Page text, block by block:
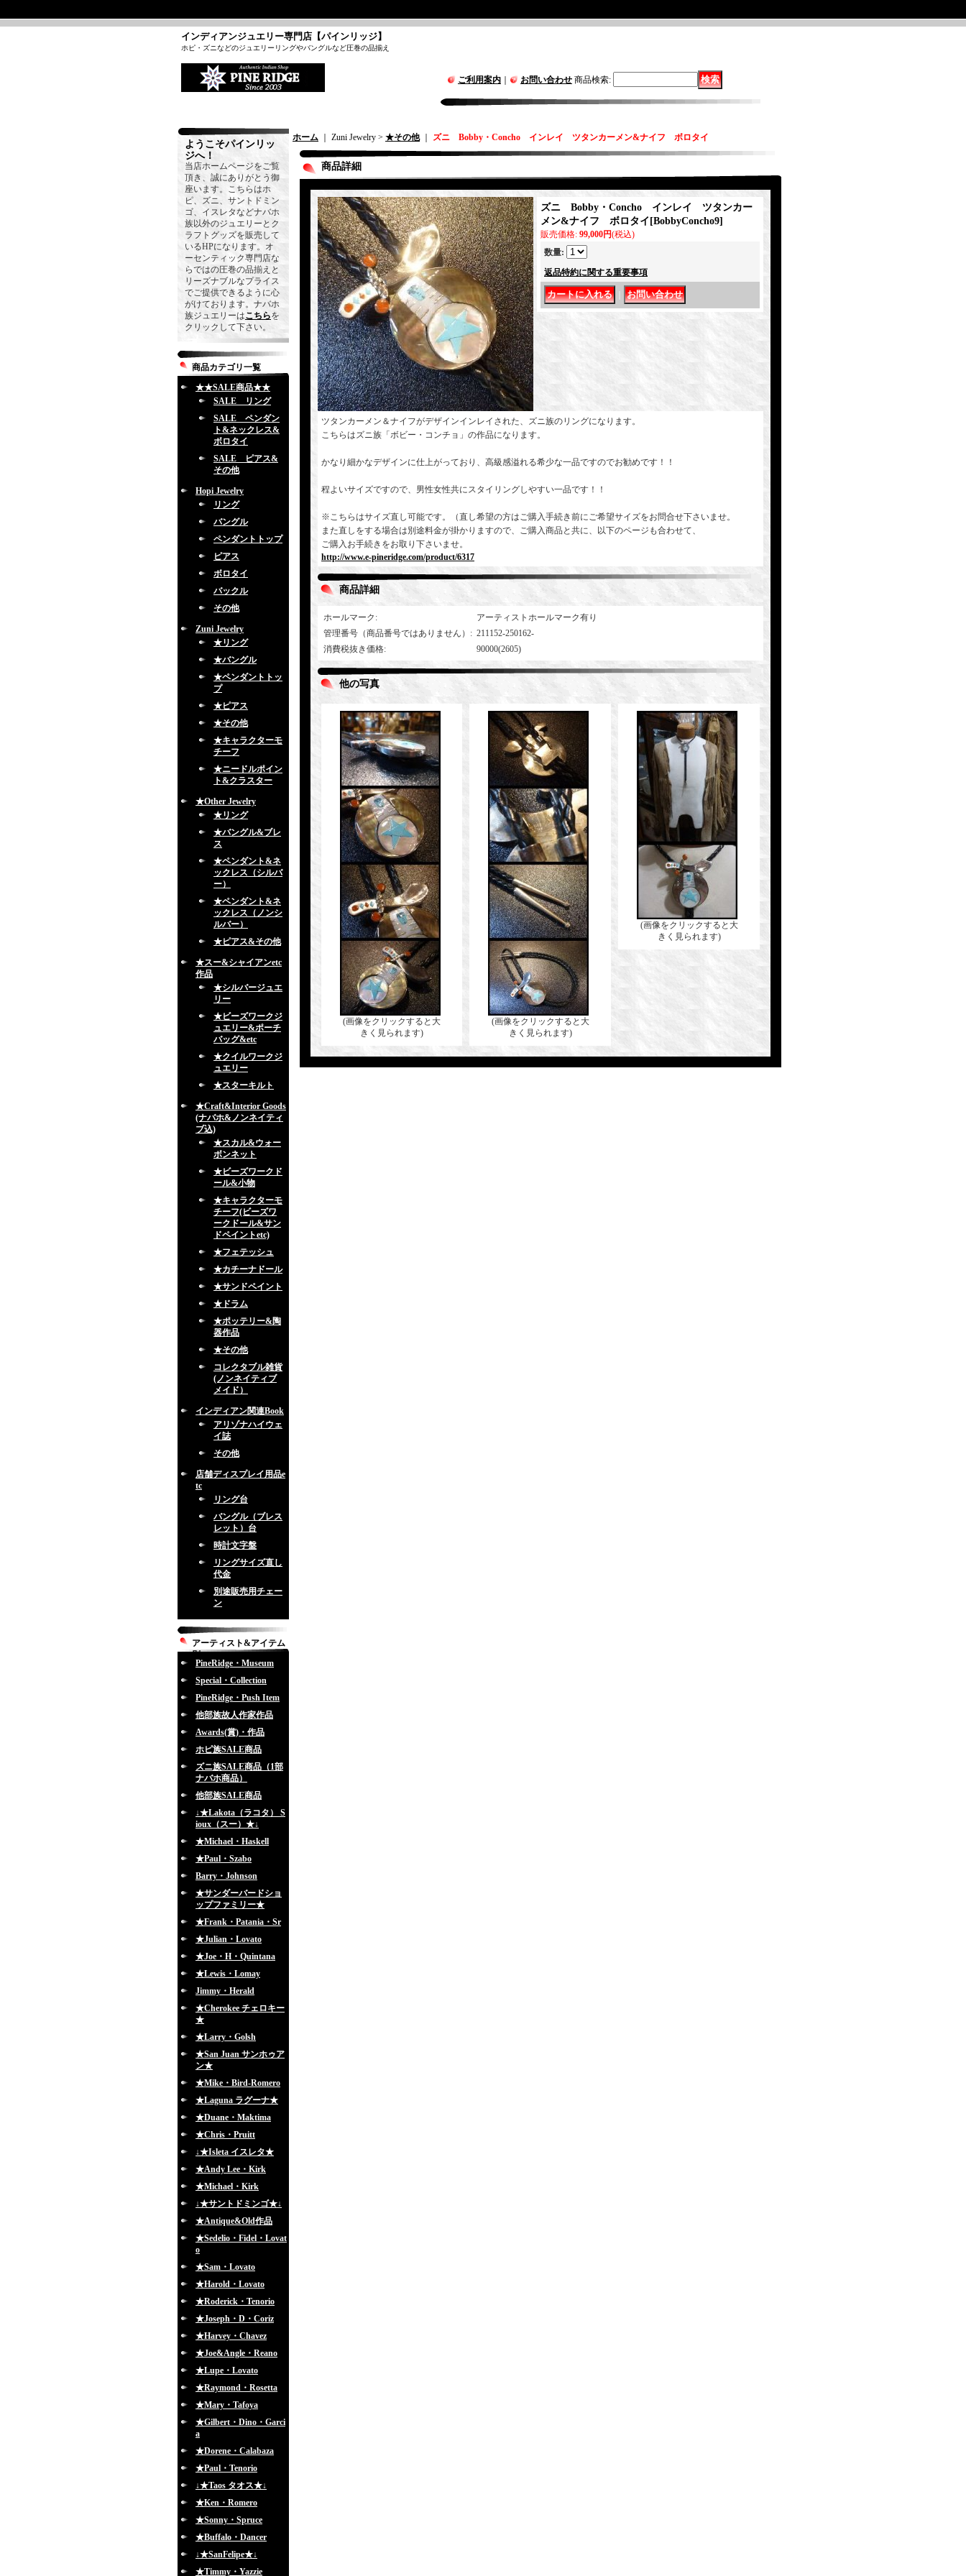
インディアンジュエリー専門店【パインリッジ】
ホピ・ズニなどのジュエリーリングやバングルなど圧巻の品揃え
ご利用案内 お問い合わせ 商品検索:
ようこそパインリッ
ジへ！
当店ホームページをご覧
頂き、誠にありがとう御
座います。こちらはホ
ピ、ズニ、サントドミン
ゴ、イスレタなどナバホ
族以外のジュエリーとク
ラフトグッズを販売して
いるHPになります。オ
ーセンティック専門店な
らではの圧巻の品揃えと
リーズナブルなプライス
でご提供できるように心
がけております。ナバホ
族ジュエリーはこちらを
クリックして下さい。
商品カテゴリ一覧
★★SALE商品★★
SALE リング
SALE ペンダン
ト&ネックレス&
ボロタイ
SALE ピアス&
その他
Hopi Jewelry
リング
バングル
ペンダントトップ
ピアス
ボロタイ
バックル
その他
Zuni Jewelry
★リング
★バングル
★ペンダントトッ
プ
★ピアス
★その他
★キャラクターモ
チーフ
★ニードルポイン
ト&クラスター
★Other Jewelry
★リング
★バングル&ブレ
ス
★ペンダント&ネ
ックレス（シルバ
ー）
★ペンダント&ネ
ックレス（ノンシ
ルバー）
★ピアス&その他
★スー&シャイアンetc
作品
★シルバージュエ
リー
★ビーズワークジ
ュエリー&ポーチ
バッグ&etc
★クイルワークジ
ュエリー
★スターキルト
★Craft&Interior Goods
(ナバホ&ノンネイティ
ブ込)
★スカル&ウォー
ボンネット
★ビーズワークド
ール&小物
★キャラクターモ
チーフ(ビーズワ
ークドール&サン
ドペイントetc)
★フェテッシュ
★カチーナドール
★サンドペイント
★ドラム
★ポッテリー&陶
器作品
★その他
コレクタブル雑貨
(ノンネイティブ
メイド）
インディアン関連Book
アリゾナハイウェ
イ誌
その他
店舗ディスプレイ用品e
tc
リング台
バングル（ブレス
レット）台
時計文字盤
リングサイズ直し
代金
別途販売用チェー
ン
アーティスト&アイテム
別
PineRidge・Museum
Special・Collection
PineRidge・Push Item
他部族故人作家作品
Awards(賞)・作品
ホピ族SALE商品
ズニ族SALE商品（1部
ナバホ商品）
他部族SALE商品
↓★Lakota（ラコタ） S
ioux（スー）★↓
★Michael・Haskell
★Paul・Szabo
Barry・Johnson
★サンダーバードショ
ップファミリー★
★Frank・Patania・Sr
★Julian・Lovato
★Joe・H・Quintana
★Lewis・Lomay
Jimmy・Herald
★Cherokee チェロキー
★
★Larry・Golsh
★San Juan サンホゥア
ン★
★Mike・Bird-Romero
★Laguna ラグーナ★
★Duane・Maktima
★Chris・Pruitt
↓★Isleta イスレタ★
★Andy Lee・Kirk
★Michael・Kirk
↓★サントドミンゴ★↓
★Antique&Old作品
★Sedelio・Fidel・Lovat
o
★Sam・Lovato
★Harold・Lovato
★Roderick・Tenorio
★Joseph・D・Coriz
★Harvey・Chavez
★Joe&Angle・Reano
★Lupe・Lovato
★Raymond・Rosetta
★Mary・Tafoya
★Gilbert・Dino・Garci
a
★Dorene・Calabaza
★Paul・Tenorio
↓★Taos タオス★↓
★Ken・Romero
★Sonny・Spruce
★Buffalo・Dancer
↓★SanFelipe★↓
★Timmy・Yazzie
ホーム ｜ Zuni Jewelry > ★その他｜ ズニ Bobby・Concho インレイ ツタンカーメン&ナイフ ボロタイ
商品詳細
ズニ Bobby・Concho インレイ ツタンカー
メン&ナイフ ボロタイ [BobbyConcho9]
販売価格: 99,000円(税込)
数量:
返品特約に関する重要事項
ツタンカーメン＆ナイフがデザインインレイされた、ズニ族のリングになります。
こちらはズニ族「ボビー・コンチョ」の作品になります。
かなり細かなデザインに仕上がっており、高級感溢れる希少な一品ですのでお勧めです！！
程よいサイズですので、男性女性共にスタイリングしやすい一品です！！
※こちらはサイズ直し可能です。（直し希望の方はご購入手続き前にご希望サイズをお問合せ下さいませ。
また直しをする場合は別途料金が掛かりますので、ご購入商品と共に、以下のページも合わせて、
ご購入お手続きをお取り下さいませ。
http://www.e-pineridge.com/product/6317
商品詳細
ホールマーク :
アーティストホールマーク有り
管理番号（商品番号ではありません） : 211152-250162-
消費税抜き価格: 90000(2605)
他の写真
(画像をクリックすると大
きく見られます)
(画像をクリックすると大
きく見られます)
(画像をクリックすると大
きく見られます)